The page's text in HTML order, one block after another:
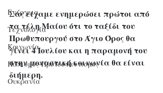
Ενέργεια
Τεχνολογία
Κοινωνία
Παπισμός-Προτεσταντισμός
Ουκρανία
Σας είχαμε ενημερώσει πρώτοι από
τα τέλη Μαίου ότι το ταξίδι του
Πρωθυπουργού στο Άγιο Όρος θα
γίνει 4 Ιουλίου και η παραμονή του
στην μοναστική κοινωνία θα είναι
διήμερη.